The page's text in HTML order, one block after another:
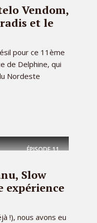
Vendom,
et le
pour ce 11ème
de Delphine, qui
Nordeste
ÉPISODE11
Slow
expérience
!), nous avons eu